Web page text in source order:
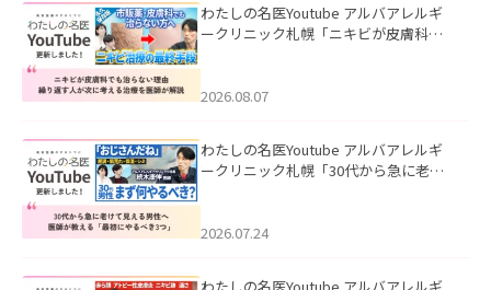
わたしの名医Youtube アルバアレルギ
ークリニック札幌「ニキビが皮膚科で
ました。
2026.08.07
わたしの名医Youtube アルバアレルギ
ークリニック札幌「30代から急に老け
た。
2026.07.24